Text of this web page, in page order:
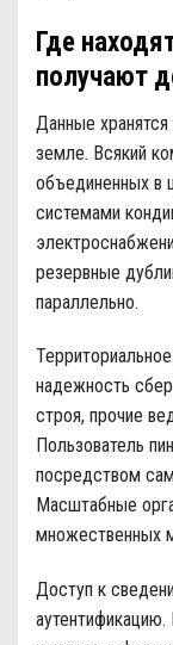
Где
получают
Данные
земле. Всякий
объединенных в
системами
резервные
параллельно.
надежность
строя, прочие
Пользователь
посредством
Масштабные
множественных
Доступ к
аутентификацию.